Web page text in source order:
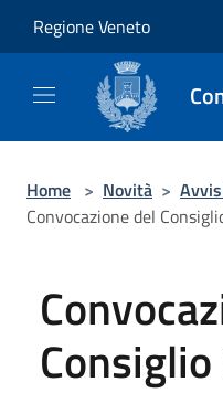
Regione Veneto
Home > Novità >
Convocazione del